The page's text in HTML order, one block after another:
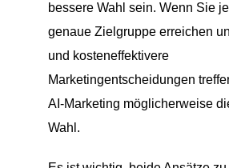
bessere Wahl sein. Wenn Sie
genaue Zielgruppe erreichen
und kosteneffektivere
Marketingentscheidungen
AI-Marketing möglicherweise
Wahl.